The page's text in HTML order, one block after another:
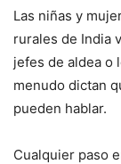
Las niñas y
rurales de India
jefes de aldea o
menudo dictan
pueden hablar.
Cualquier paso